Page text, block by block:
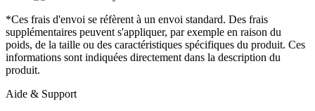
*Ces frais d'envoi se réfèrent à un envoi standard. Des frais
supplémentaires peuvent s'appliquer, par exemple en raison du
poids, de la taille ou des caractéristiques spécifiques du produit. Ces
informations sont indiquées directement dans la description du
produit.
Aide & Support